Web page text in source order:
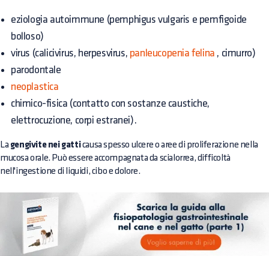
eziologia autoimmune (pemphigus vulgaris e pemfigoide
bolloso)
virus (calicivirus, herpesvirus, panleucopenia felina , cimurro)
parodontale
neoplastica
chimico-fisica (contatto con sostanze caustiche,
elettrocuzione, corpi estranei).
La gengivite nei gatticausa spesso ulcere o aree di proliferazione nella
mucosa orale. Può essere accompagnata da scialorrea, difficoltà
nell'ingestione di liquidi, cibo e dolore.